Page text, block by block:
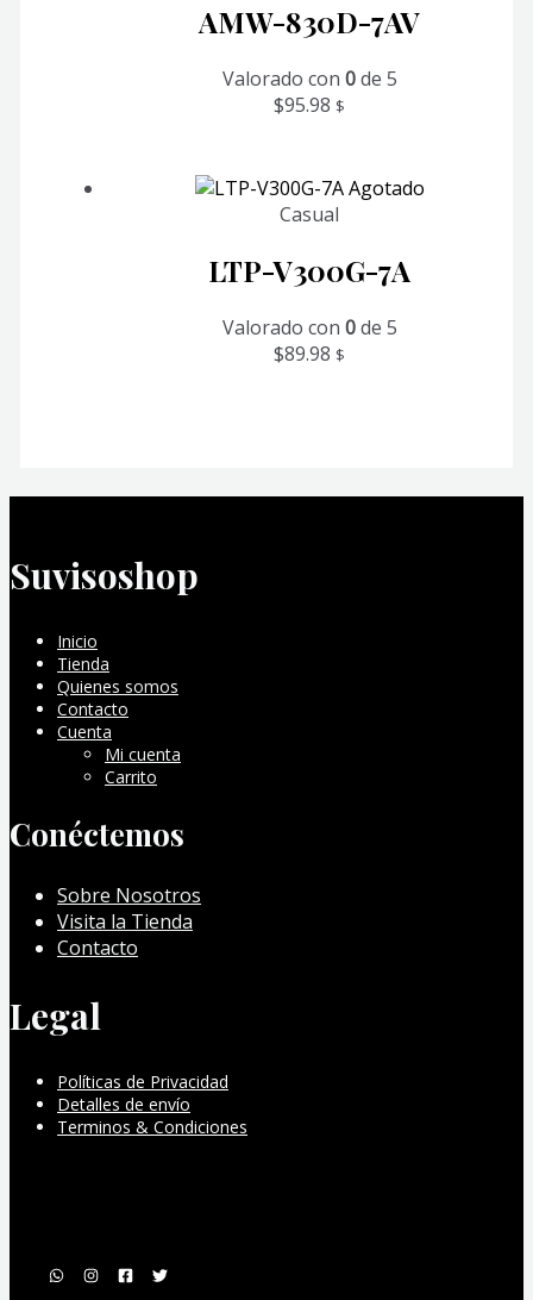
AMW-830D-7AV
Valorado con 0de 5
$95.98 $
Agotado
Casual
LTP-V300G-7A
Valorado con 0de 5
$89.98 $
Suvisoshop
Inicio
Tienda
Quienes somos
Contacto
Cuenta
Mi cuenta
Carrito
Conéctemos
Sobre Nosotros
Visita la Tienda
Contacto
Legal
Políticas de Privacidad
Detalles de envío
Terminos & Condiciones